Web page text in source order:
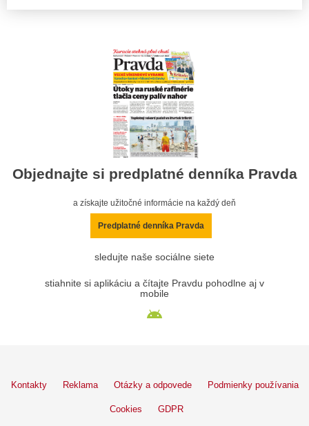
Objednajte si predplatné denníka Pravda
a získajte užitočné informácie na každý deň
Predplatné denníka Pravda
sledujte naše sociálne siete
stiahnite si aplikáciu a čítajte Pravdu pohodlne aj v
mobile
Kontakty Reklama Otázky a odpovede Podmienky používania
Cookies GDPR